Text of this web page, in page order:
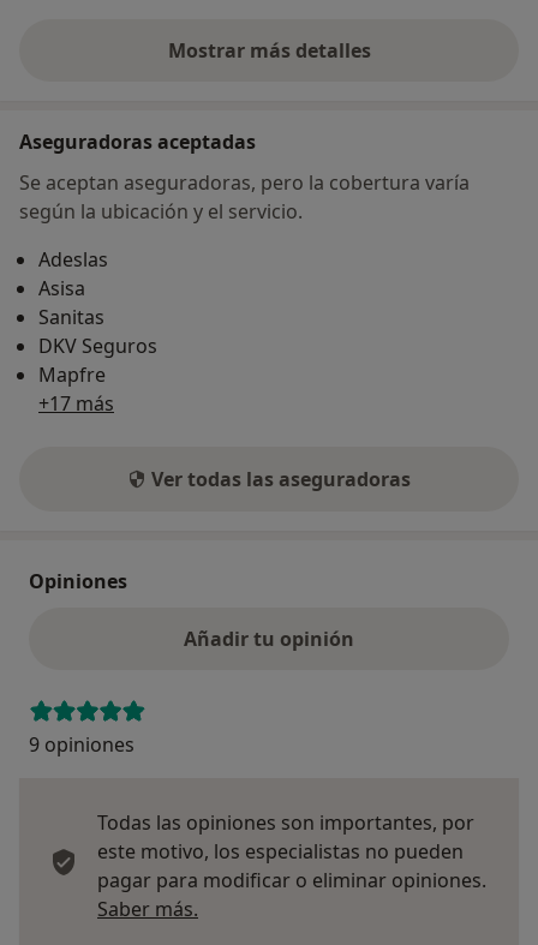
Mostrar más detalles
sobre la dirección
Aseguradoras aceptadas
Se aceptan aseguradoras, pero la cobertura varía
según la ubicación y el servicio.
Adeslas
Asisa
Sanitas
DKV Seguros
Mapfre
+17 más
Ver todas las aseguradoras
Opiniones
Añadir tu opinión
9 opiniones
Todas las opiniones son importantes, por
este motivo, los especialistas no pueden
pagar para modificar o eliminar opiniones.
Saber más.